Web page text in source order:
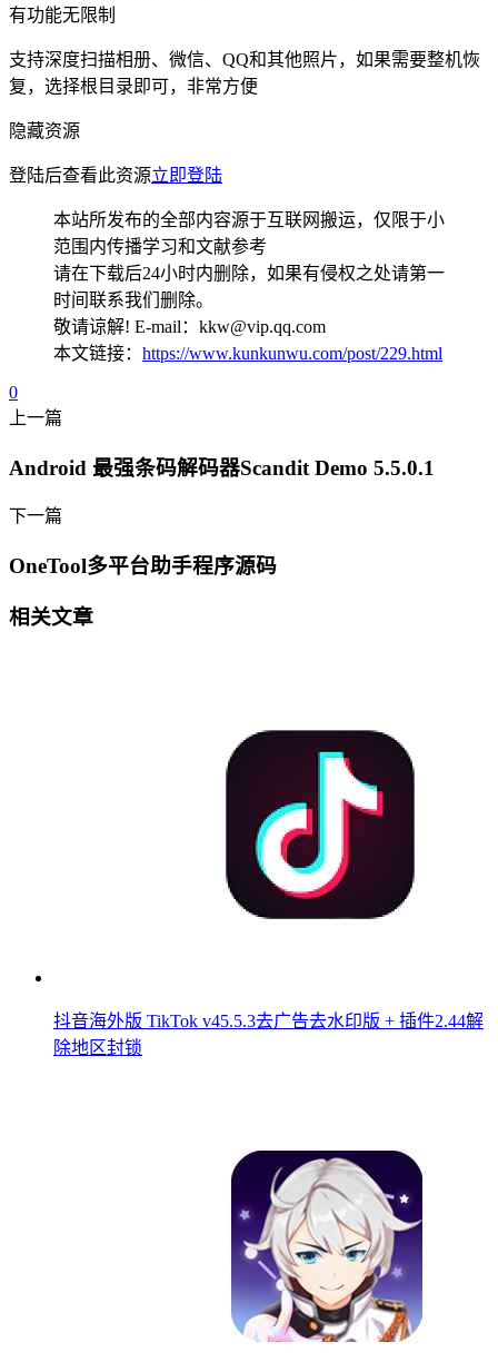
有功能无限制
支持深度扫描相册、微信、QQ和其他照片，如果需要整机恢
复，选择根目录即可，非常方便
隐藏资源
登陆后查看此资源立即登陆
本站所发布的全部内容源于互联网搬运，仅限于小
范围内传播学习和文献参考
请在下载后24小时内删除，如果有侵权之处请第一
时间联系我们删除。
敬请谅解! E-mail：kkw@vip.qq.com
本文链接： https://www.kunkunwu.com/post/229.html
0
上一篇
Android 最强条码解码器Scandit Demo 5.5.0.1
下一篇
OneTool多平台助手程序源码
相关文章
抖音海外版 TikTok v45.5.3去广告去水印版 + 插件2.44解
除地区封锁